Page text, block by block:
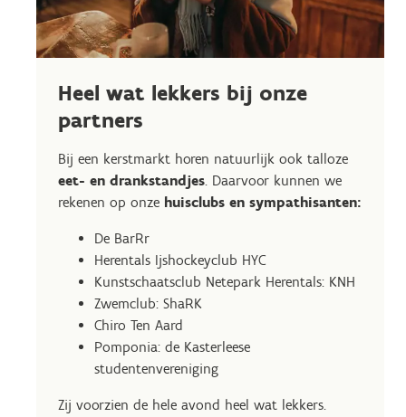
Heel wat lekkers bij onze
partners
Bij een kerstmarkt horen natuurlijk ook talloze
eet- en drankstandjes. Daarvoor kunnen we
rekenen op onze huisclubs en sympathisanten:
De BarRr
Herentals Ijshockeyclub HYC
Kunstschaatsclub Netepark Herentals: KNH
Zwemclub: ShaRK
Chiro Ten Aard
Pomponia: de Kasterleese
studentenvereniging
Zij voorzien de hele avond heel wat lekkers.